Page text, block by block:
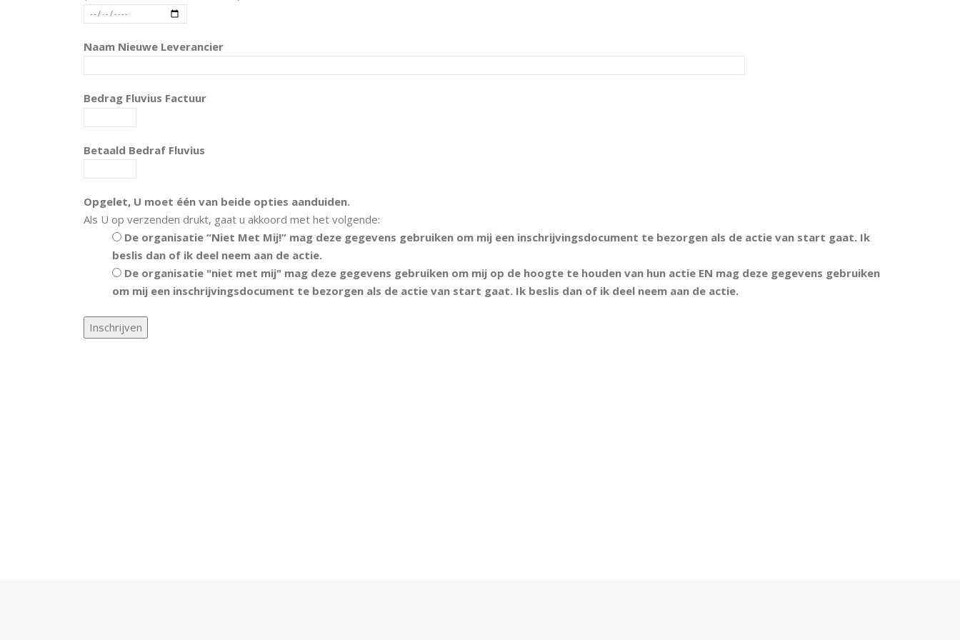
Naam Nieuwe Leverancier
Bedrag Fluvius Factuur
Betaald Bedraf Fluvius
Opgelet, U moet één van beide opties aanduiden.
Als U op verzenden drukt, gaat u akkoord met het volgende:
De organisatie “Niet Met Mij!” mag deze gegevens gebruiken om mij een inschrijvingsdocument te bezorgen als de actie van start gaat. Ik
beslis dan of ik deel neem aan de actie.
De organisatie "niet met mij" mag deze gegevens gebruiken om mij op de hoogte te houden van hun actie EN mag deze gegevens gebruiken
om mij een inschrijvingsdocument te bezorgen als de actie van start gaat. Ik beslis dan of ik deel neem aan de actie.